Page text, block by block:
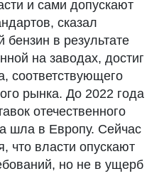
и сами допускают
сказал
в результате
на заводах, достиг
соответствующего
рынка. До 2022 года
отечественного
шла в Европу. Сейчас
что власти опускают
но не в ущерб